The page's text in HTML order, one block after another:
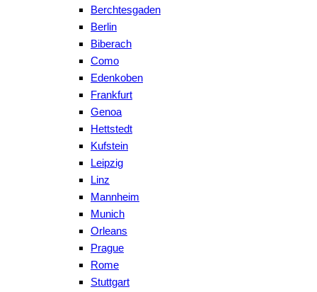
Berchtesgaden
Berlin
Biberach
Como
Edenkoben
Frankfurt
Genoa
Hettstedt
Kufstein
Leipzig
Linz
Mannheim
Munich
Orleans
Prague
Rome
Stuttgart